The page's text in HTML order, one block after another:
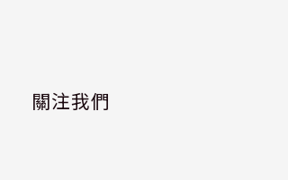
關注我們